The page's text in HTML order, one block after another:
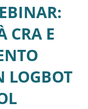
CRA E
LOGBOT